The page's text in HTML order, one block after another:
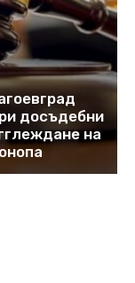
досъдебни
на